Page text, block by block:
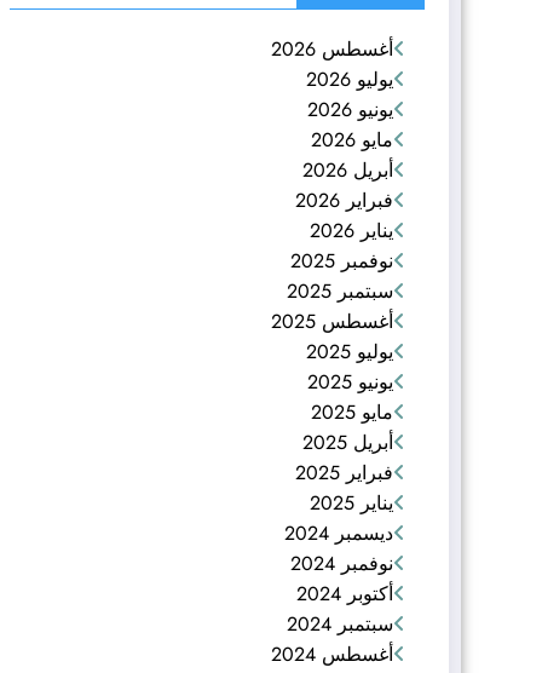
أغسطس 2026
يوليو 2026
يونيو 2026
مايو 2026
أبريل 2026
فبراير 2026
يناير 2026
نوفمبر 2025
سبتمبر 2025
أغسطس 2025
يوليو 2025
يونيو 2025
مايو 2025
أبريل 2025
فبراير 2025
يناير 2025
ديسمبر 2024
نوفمبر 2024
أكتوبر 2024
سبتمبر 2024
أغسطس 2024